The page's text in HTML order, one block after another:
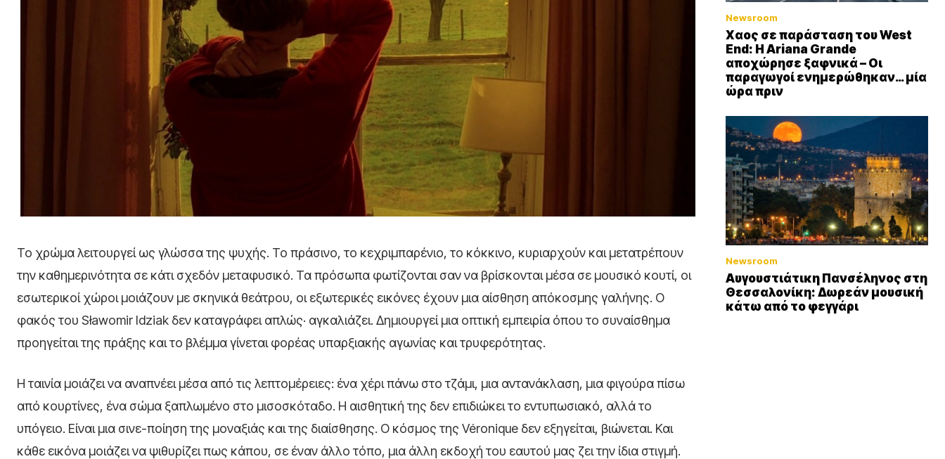
Το χρώμα λειτουργεί ως γλώσσα της ψυχής. Το πράσινο, το κεχριμπαρένιο, το κόκκινο, κυριαρχούν και μετατρέπουν
την καθημερινότητα σε κάτι σχεδόν μεταφυσικό. Τα πρόσωπα φωτίζονται σαν να βρίσκονται μέσα σε μουσικό κουτί, οι
εσωτερικοί χώροι μοιάζουν με σκηνικά θεάτρου, οι εξωτερικές εικόνες έχουν μια αίσθηση απόκοσμης γαλήνης. Ο
φακός του Sławomir Idziak δεν καταγράφει απλώς· αγκαλιάζει. Δημιουργεί μια οπτική εμπειρία όπου το συναίσθημα
προηγείται της πράξης και το βλέμμα γίνεται φορέας υπαρξιακής αγωνίας και τρυφερότητας.
Η ταινία μοιάζει να αναπνέει μέσα από τις λεπτομέρειες: ένα χέρι πάνω στο τζάμι, μια αντανάκλαση, μια φιγούρα πίσω
από κουρτίνες, ένα σώμα ξαπλωμένο στο μισοσκόταδο. Η αισθητική της δεν επιδιώκει το εντυπωσιακό, αλλά το
υπόγειο. Είναι μια σινε-ποίηση της μοναξιάς και της διαίσθησης. Ο κόσμος της Véronique δεν εξηγείται, βιώνεται. Και
κάθε εικόνα μοιάζει να ψιθυρίζει πως κάπου, σε έναν άλλο τόπο, μια άλλη εκδοχή του εαυτού μας ζει την ίδια στιγμή.
Newsroom
Xαος σε παράσταση του West
End: Η Αriana Grande
αποχώρησε ξαφνικά – Οι
παραγωγοί ενημερώθηκαν… μία
ώρα πριν
Newsroom
Αυγουστιάτικη Πανσέληνος στη
Θεσσαλονίκη: Δωρεάν μουσική
κάτω από το φεγγάρι